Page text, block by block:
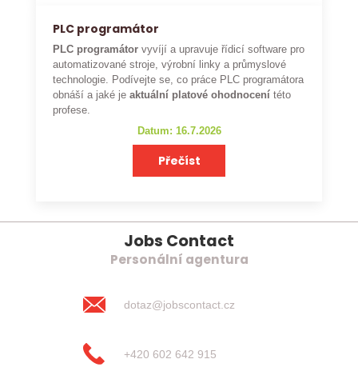
PLC programátor
PLC programátor vyvíjí a upravuje řídicí software pro
automatizované stroje, výrobní linky a průmyslové
technologie. Podívejte se, co práce PLC programátora
obnáší a jaké je aktuální platové ohodnocení této
profese.
Datum: 16.7.2026
Přečíst
Jobs Contact
Personální agentura
dotaz@jobscontact.cz
+420 602 642 915